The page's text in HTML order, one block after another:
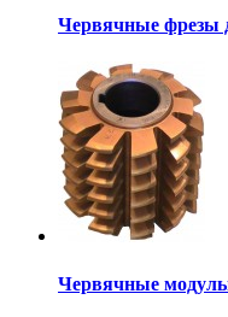
Червячные фрезы
Червячные